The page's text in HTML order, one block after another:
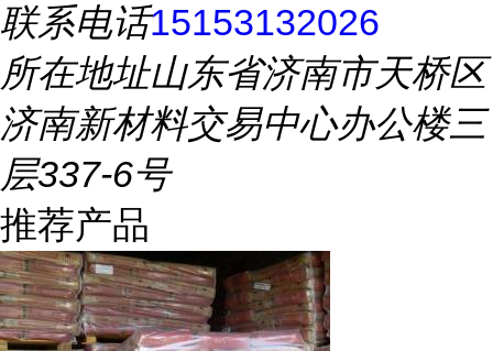
联系电话15153132026
所在地址山东省济南市天桥区
济南新材料交易中心办公楼三
层337-6号
推荐产品